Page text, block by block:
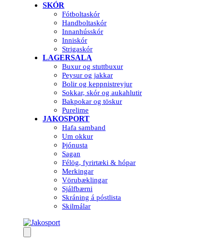
SKÓR
Fótboltaskór
Handboltaskór
Innanhússkór
Inniskór
Strigaskór
LAGERSALA
Buxur og stuttbuxur
Peysur og jakkar
Bolir og keppnistreyjur
Sokkar, skór og aukahlutir
Bakpokar og töskur
Purelime
JAKOSPORT
Hafa samband
Um okkur
Þjónusta
Sagan
Félög, fyrirtæki & hópar
Merkingar
Vörubæklingar
Sjálfbærni
Skráning á póstlista
Skilmálar